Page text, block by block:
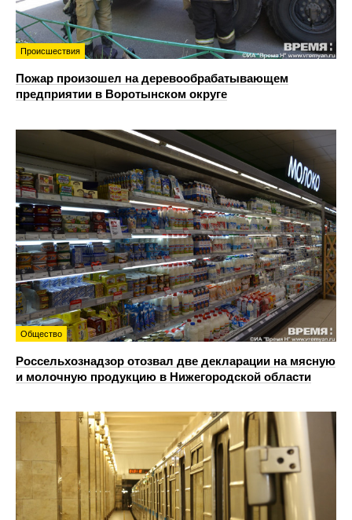
Происшествия
Пожар произошел на деревообрабатывающем
предприятии в Воротынском округе
Общество
Россельхознадзор отозвал две декларации на мясную
и молочную продукцию в Нижегородской области